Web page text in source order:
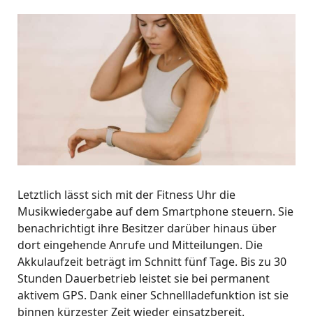
Letztlich lässt sich mit der Fitness Uhr die
Musikwiedergabe auf dem Smartphone steuern. Sie
benachrichtigt ihre Besitzer darüber hinaus über
dort eingehende Anrufe und Mitteilungen. Die
Akkulaufzeit beträgt im Schnitt fünf Tage. Bis zu 30
Stunden Dauerbetrieb leistet sie bei permanent
aktivem GPS. Dank einer Schnellladefunktion ist sie
binnen kürzester Zeit wieder einsatzbereit.